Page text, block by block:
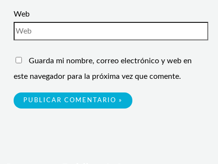
Web
Guarda mi nombre, correo electrónico y web en
este navegador para la próxima vez que comente.